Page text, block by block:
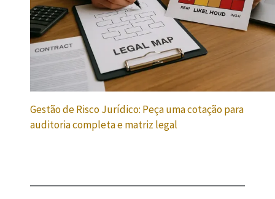
Gestão de Risco Jurídico: Peça uma cotação para
auditoria completa e matriz legal